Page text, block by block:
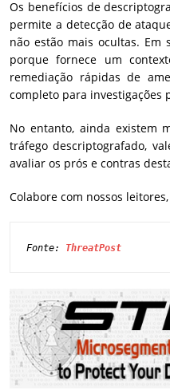
Os benefícios de
permite a detecção de
não estão mais ocultas.
porque fornece um
remediação rápidas de
completo para investigações
No entanto, ainda existem
tráfego descriptografado,
avaliar os prós e contras
Colabore com nossos
Fonte: ThreatPost